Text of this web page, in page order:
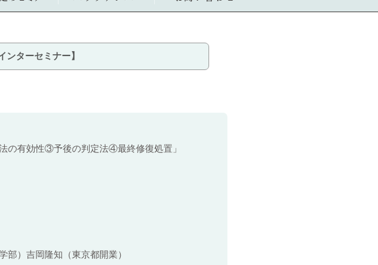
ターセミナー】
有効性③予後の判定法④最終修復処置」
）吉岡隆知（東京都開業）